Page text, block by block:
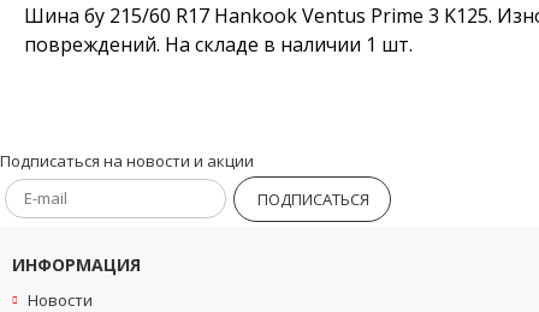
Шина бу 215/60 R17 Hankook Ventus Prime 3 K125.
повреждений. На складе в наличии 1 шт.
Подписаться на новости и акции
ПОДПИСАТЬСЯ
ИНФОРМАЦИЯ
Новости